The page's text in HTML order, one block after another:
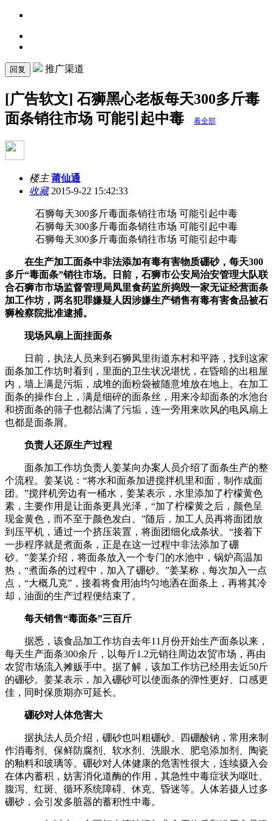
回复 推广渠道
[广告软文] 石狮黑心老板每天300多斤毒
面条销往市场 可能引起中毒
看全部
楼主 莆仙通
收藏2015-9-22 15:42:33
石狮每天300多斤毒面条销往市场 可能引起中毒
石狮每天300多斤毒面条销往市场 可能引起中毒
石狮每天300多斤毒面条销往市场 可能引起中毒
在生产加工面条中非法添加有毒有害物质硼砂，每天300
多斤“毒面条”销往市场。日前，石狮市公安局治安管理大队联
合石狮市市场监督管理局凤里食药监所捣毁一家无证经营面条
加工作坊，两名犯罪嫌疑人因涉嫌生产销售有毒有害食品被石
狮检察院批准逮捕。
现场风扇上面挂面条
日前，执法人员来到石狮凤里街道东村和平路，找到这家
面条加工作坊时看到，里面的卫生状况堪忧，在昏暗的出租屋
内，墙上满是污垢，成堆的面粉袋被随意堆放在地上。在加工
面条的操作台上，满是细碎的面条丝，用来冷却面条的水池台
和捞面条的筛子也都沾满了污垢，连一旁用来吹风的电风扇上
也都是面条屑。
负责人还原生产过程
面条加工作坊负责人姜某向办案人员介绍了面条生产的整
个流程。姜某说：“将水和面条加进搅拌机里和面，制作成面
团。”搅拌机旁边有一桶水，姜某表示，水里添加了柠檬黄色
素，主要作用是让面条更具光泽，“加了柠檬黄之后，颜色呈
现金黄色，而不至于颜色发白。”随后，加工人员再将面团放
到压平机，通过一个挤压装置，将面团细化成条状。“接着下
一步程序就是煮面条，正是在这一过程中非法添加了硼
砂。”姜某介绍，将面条放入一个专门的水池中，锅炉高温加
热，“煮面条的过程中，加入了硼砂。”姜某称，每次加入一点
点，“大概几克”，接着将食用油均匀地洒在面条上，再将其冷
却，油面的生产过程便结束了。
每天销售“毒面条”三百斤
据悉，该食品加工作坊自去年11月份开始生产面条以来，
每天生产面条300余斤，以每斤1.2元销往周边农贸市场，再由
农贸市场流入摊贩手中。据了解，该加工作坊已经用去近50斤
的硼砂。姜某表示，加入硼砂可以使面条的弹性更好、口感更
佳，同时保质期亦可延长。
硼砂对人体危害大
据执法人员介绍，硼砂也叫粗硼砂、四硼酸钠，常用来制
作消毒剂、保鲜防腐剂、软水剂、洗眼水、肥皂添加剂、陶瓷
的釉料和玻璃等。硼砂对人体健康的危害性很大，连续摄入会
在体内蓄积，妨害消化道酶的作用，其急性中毒症状为呕吐、
腹泻、红斑、循环系统障碍、休克、昏迷等。人体若摄人过多
硼砂，会引发多脏器的蓄积性中毒。